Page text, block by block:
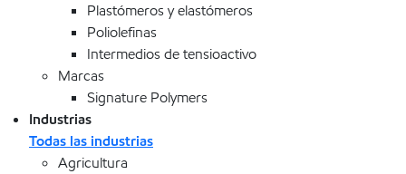
Plastómeros y elastómeros
Poliolefinas
Intermedios de tensioactivo
Marcas
Signature Polymers
Industrias
Todas las industrias
Agricultura